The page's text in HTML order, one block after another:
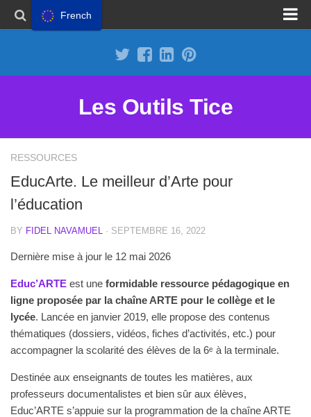
Les Outils Tice
RESSOURCES
EducArte. Le meilleur d’Arte pour
l’éducation
BY FIDEL NAVAMUEL · SEPTEMBRE 16, 2022
Dernière mise à jour le 12 mai 2026
Educ’ARTE est une formidable ressource pédagogique en
ligne proposée par la chaîne ARTE pour le collège et le
lycée. Lancée en janvier 2019, elle propose des contenus
thématiques (dossiers, vidéos, fiches d’activités, etc.) pour
accompagner la scolarité des élèves de la 6ᵉ à la terminale.
Destinée aux enseignants de toutes les matières, aux
professeurs documentalistes et bien sûr aux élèves,
Educ’ARTE s’appuie sur la programmation de la chaîne ARTE
French